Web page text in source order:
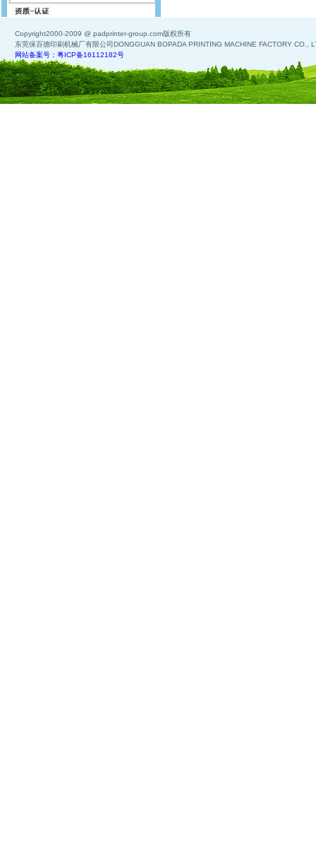
Copyright2000-2009 @ padprinter-group.com版权所有
东莞保百德印刷机械厂有限公司DONGGUAN BOPADA PRINTING MACHINE FACTORY CO.,
网站备案号：粤ICP备16112182号